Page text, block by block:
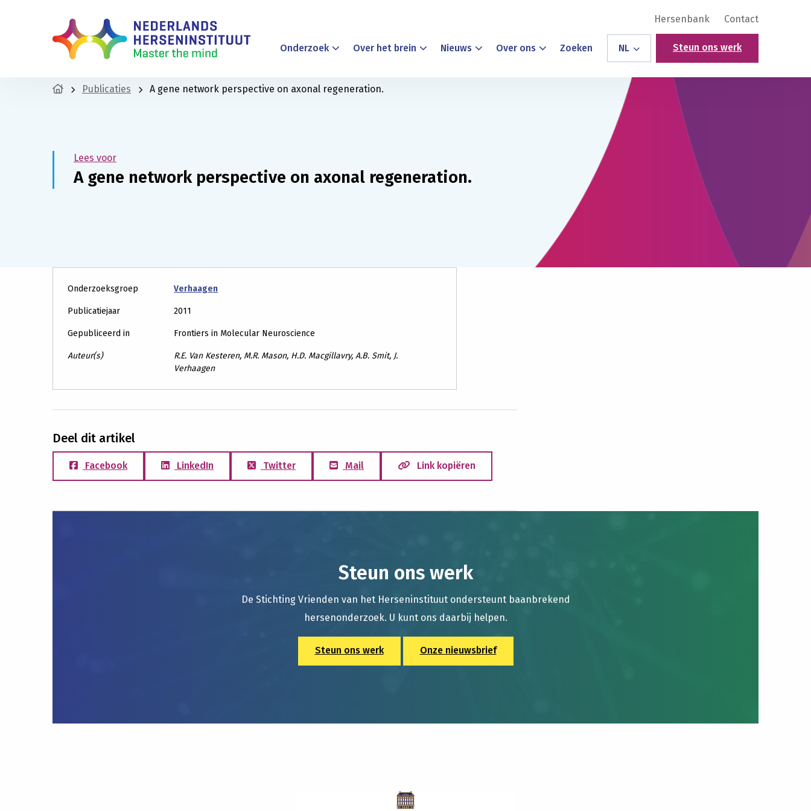
Hersenbank Contact
Onderzoek Over het brein Nieuws Over ons Zoeken NL Steun ons werk
Publicaties A gene network perspective on axonal regeneration.
Lees voor
A gene network perspective on axonal regeneration.
Onderzoeksgroep Verhaagen
Publicatiejaar 2011
Gepubliceerd in Frontiers in Molecular Neuroscience
Auteur(s)
R.E. Van Kesteren, M.R. Mason, H.D. Macgillavry, A.B. Smit, J.
Verhaagen
Deel dit artikel
Facebook LinkedIn Twitter Mail Link kopiëren
Steun ons werk
De Stichting Vrienden van het Herseninstituut ondersteunt baanbrekend
hersenonderzoek. U kunt ons daarbij helpen.
Steun ons werk Onze nieuwsbrief